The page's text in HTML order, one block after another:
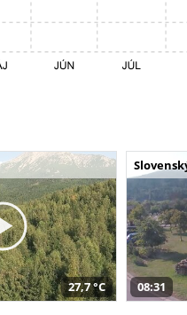
27,7 °C 08:31